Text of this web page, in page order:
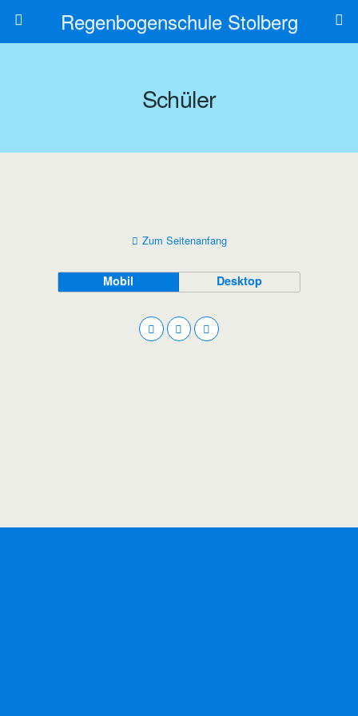
Regenbogenschule Stolberg
Schüler
Zum Seitenanfang
Mobil Desktop